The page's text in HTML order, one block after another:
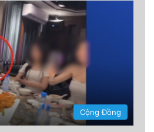
Cộng Đồng